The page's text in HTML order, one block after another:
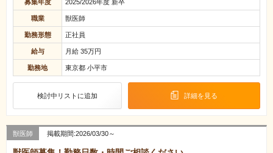
募集年度 2025/2026年度 新卒
職業 獣医師
勤務形態 正社員
給与 月給 35万円
勤務地 東京都 小平市
検討中リストに追加 詳細を見る
獣医師 掲載期間:2026/03/30～